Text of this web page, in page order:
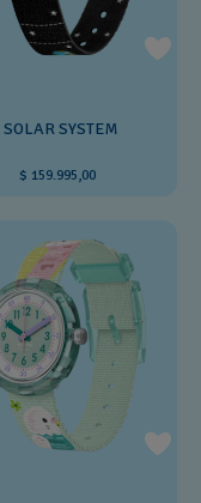
SOLAR SYSTEM
$ 159.995,00